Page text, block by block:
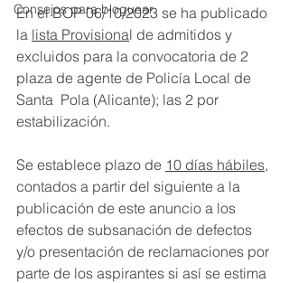
Consejos para bloguear
En el BOP 06/10/2023 se ha publicado
la lista Provisional de admitidos y
excluidos para la convocatoria de 2
plaza de agente de Policía Local de
Santa  Pola (Alicante); las 2 por
estabilización.
Se establece plazo de 10 días hábiles,
contados a partir del siguiente a la
publicación de este anuncio a los
efectos de subsanación de defectos
y/o presentación de reclamaciones por
parte de los aspirantes si así se estima